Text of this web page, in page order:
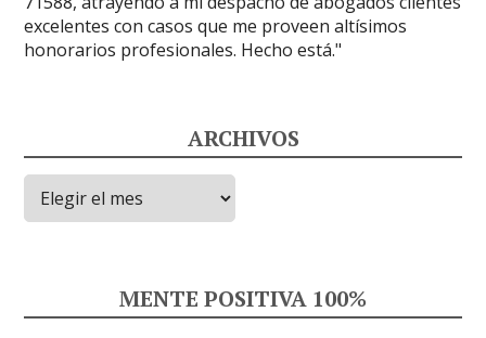
ARCHIVOS
Archivos
MENTE POSITIVA 100%